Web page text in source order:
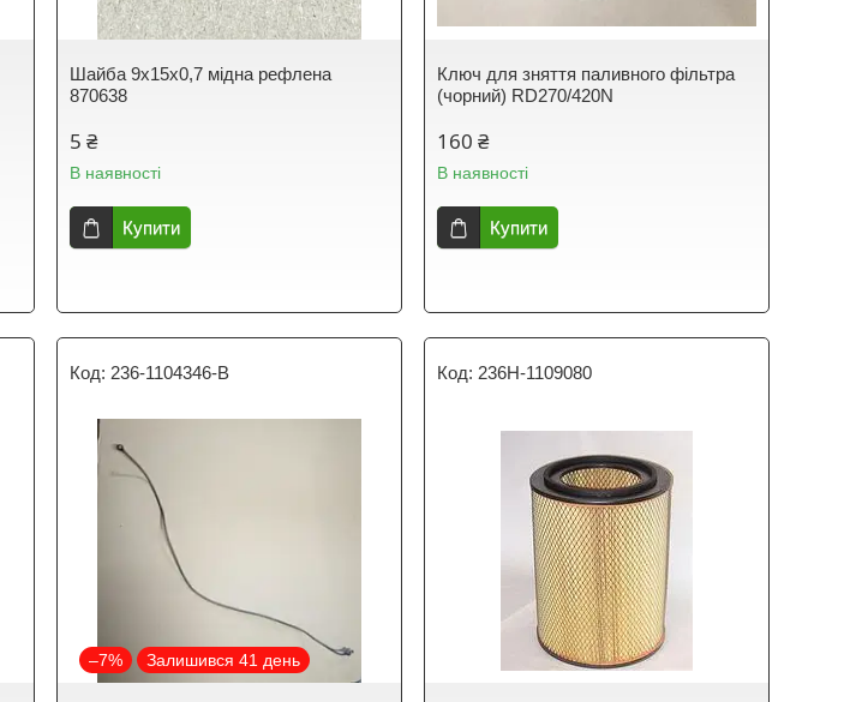
Шайба 9х15х0,7 мідна рефлена
870638
5 ₴
В наявності
Купити
Ключ для зняття паливного фільтра
(чорний) RD270/420N
160 ₴
В наявності
Купити
236-1104346-B
–7% Залишився 41 день
236Н-1109080